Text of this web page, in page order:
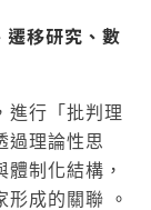
遷移研究、數
進行「批判理
過理論性思
制化結構，
形成的關聯 。